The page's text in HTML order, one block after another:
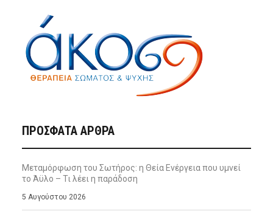
ΠΡΌΣΦΑΤΑ ΆΡΘΡΑ
Μεταμόρφωση του Σωτήρος: η Θεία Ενέργεια που υμνεί
το Άϋλο – Τι λέει η παράδοση
5 Αυγούστου 2026